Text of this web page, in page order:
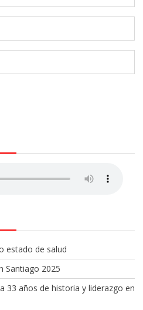
estado de salud
Santiago 2025
33 años de historia y liderazgo en